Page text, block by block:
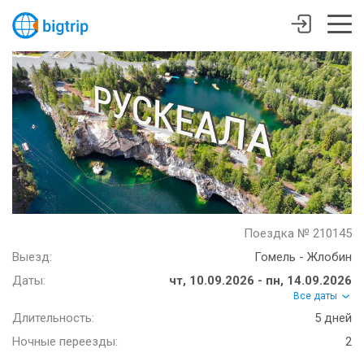
Поездка № 210145
Выезд:
Гомель - Жлобин
Даты:
чт, 10.09.2026 - пн, 14.09.2026
Все даты
Длительность:
5 дней
Ночные переезды:
2